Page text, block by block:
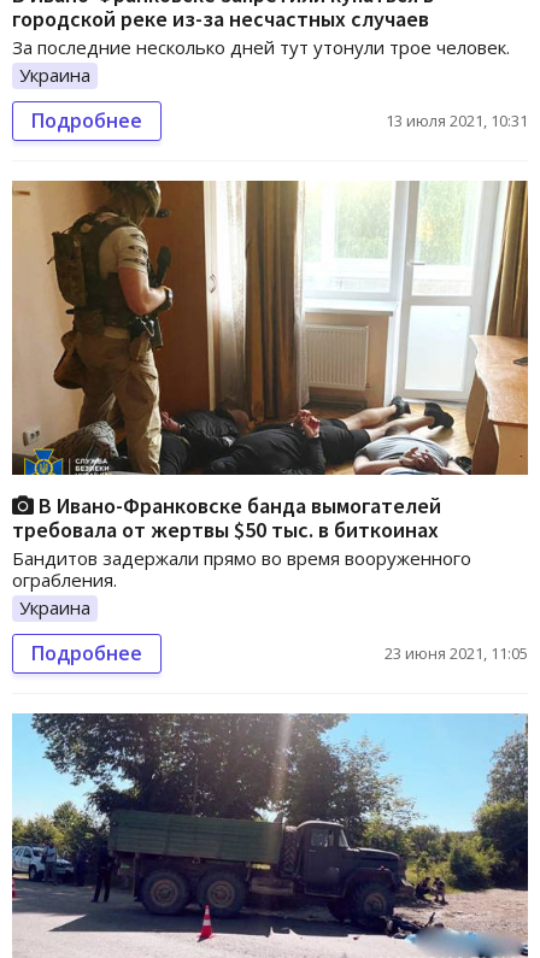
городской реке из-за несчастных случаев
За последние несколько дней тут утонули трое человек.
Украина
Подробнее 13 июля 2021, 10:31
В Ивано-Франковске банда вымогателей
требовала от жертвы $50 тыс. в биткоинах
Бандитов задержали прямо во время вооруженного
ограбления.
Украина
Подробнее 23 июня 2021, 11:05